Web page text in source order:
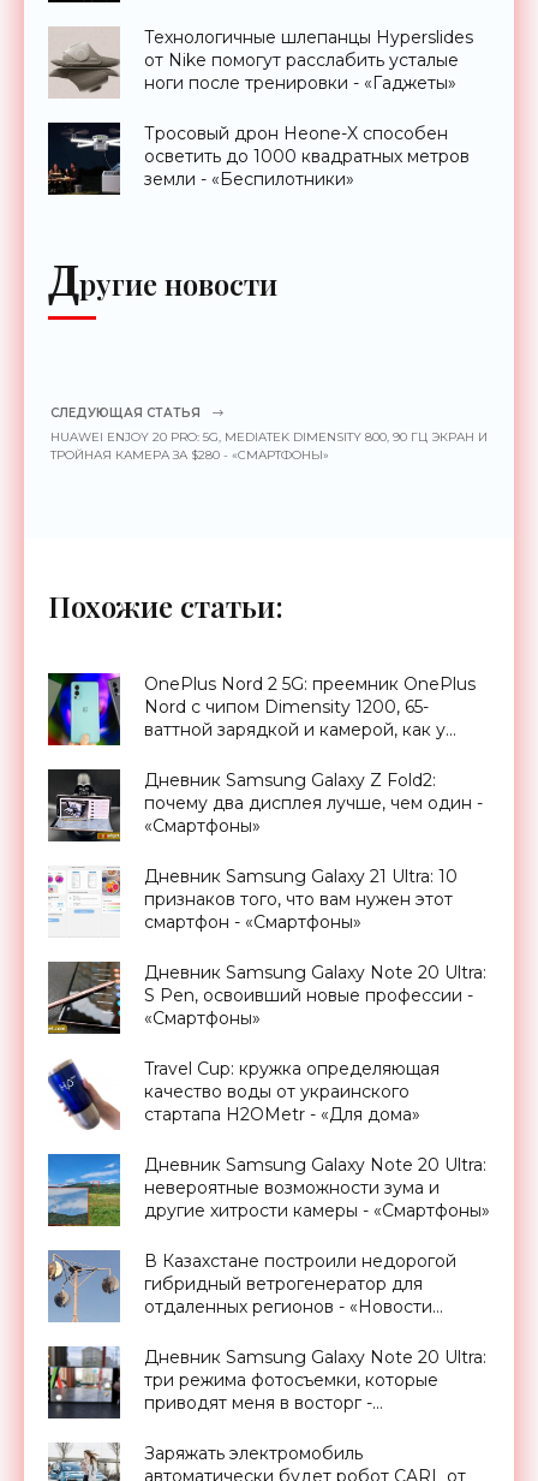
Технологичные шлепанцы Hyperslides
от Nike помогут расслабить усталые
ноги после тренировки - «Гаджеты»
Тросовый дрон Heone-X способен
осветить до 1000 квадратных метров
земли - «Беспилотники»
Другие новости
СЛЕДУЮЩАЯ СТАТЬЯ
HUAWEI ENJOY 20 PRO: 5G, MEDIATEK DIMENSITY 800, 90 ГЦ ЭКРАН И
ТРОЙНАЯ КАМЕРА ЗА $280 - «СМАРТФОНЫ»
Похожие статьи:
OnePlus Nord 2 5G: преемник OnePlus
Nord с чипом Dimensity 1200, 65-
ваттной зарядкой и камерой, как у
Дневник Samsung Galaxy Z Fold2:
почему два дисплея лучше, чем один -
«Смартфоны»
Дневник Samsung Galaxy 21 Ultra: 10
признаков того, что вам нужен этот
смартфон - «Смартфоны»
Дневник Samsung Galaxy Note 20 Ultra:
S Pen, освоивший новые профессии -
«Смартфоны»
Travel Cup: кружка определяющая
качество воды от украинского
стартапа H2OMetr - «Для дома»
Дневник Samsung Galaxy Note 20 Ultra:
невероятные возможности зума и
другие хитрости камеры - «Смартфоны»
В Казахстане построили недорогой
гибридный ветрогенератор для
отдаленных регионов - «Новости
Дневник Samsung Galaxy Note 20 Ultra:
три режима фотосъемки, которые
приводят меня в восторг -
Заряжать электромобиль
автоматически будет робот CARL от